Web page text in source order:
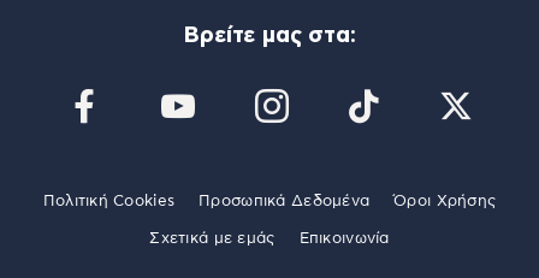
Βρείτε μας στα:
Πολιτική Cookies Προσωπικά Δεδομένα Όροι Χρήσης
Σχετικά με εμάς Επικοινωνία